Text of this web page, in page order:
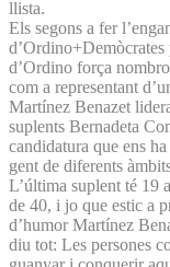
llista.
Els segons a fer
d’Ordino força
com a representant
Martínez Benazet
suplents Bernadeta
candidatura que ens
gent de diferents
L’última suplent té 19
de 40, i jo que estic a
d’humor Martínez
diu tot: Les persones